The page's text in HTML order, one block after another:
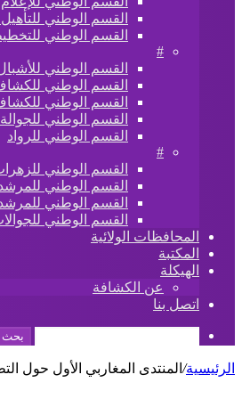
القسم الوطني للتأهيل
القسم الوطني
#
القسم الوطني
القسم الوطني
القسم الوطني
القسم الوطني للجوالة
القسم الوطني للرواد
#
القسم الوطني
القسم الوطني
القسم الوطني
القسم الوطني
المحافظات الولائية
المكتبة
الهيكلة
عن الكشافة
اتصل بنا
الرئيسية/ المنتدى المغاربي الأول حول